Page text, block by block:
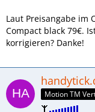
Laut Preisangabe im
Compact black 79€.
korrigieren? Danke!